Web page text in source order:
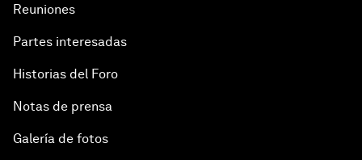
Reuniones
Partes interesadas
Historias del Foro
Notas de prensa
Galería de fotos